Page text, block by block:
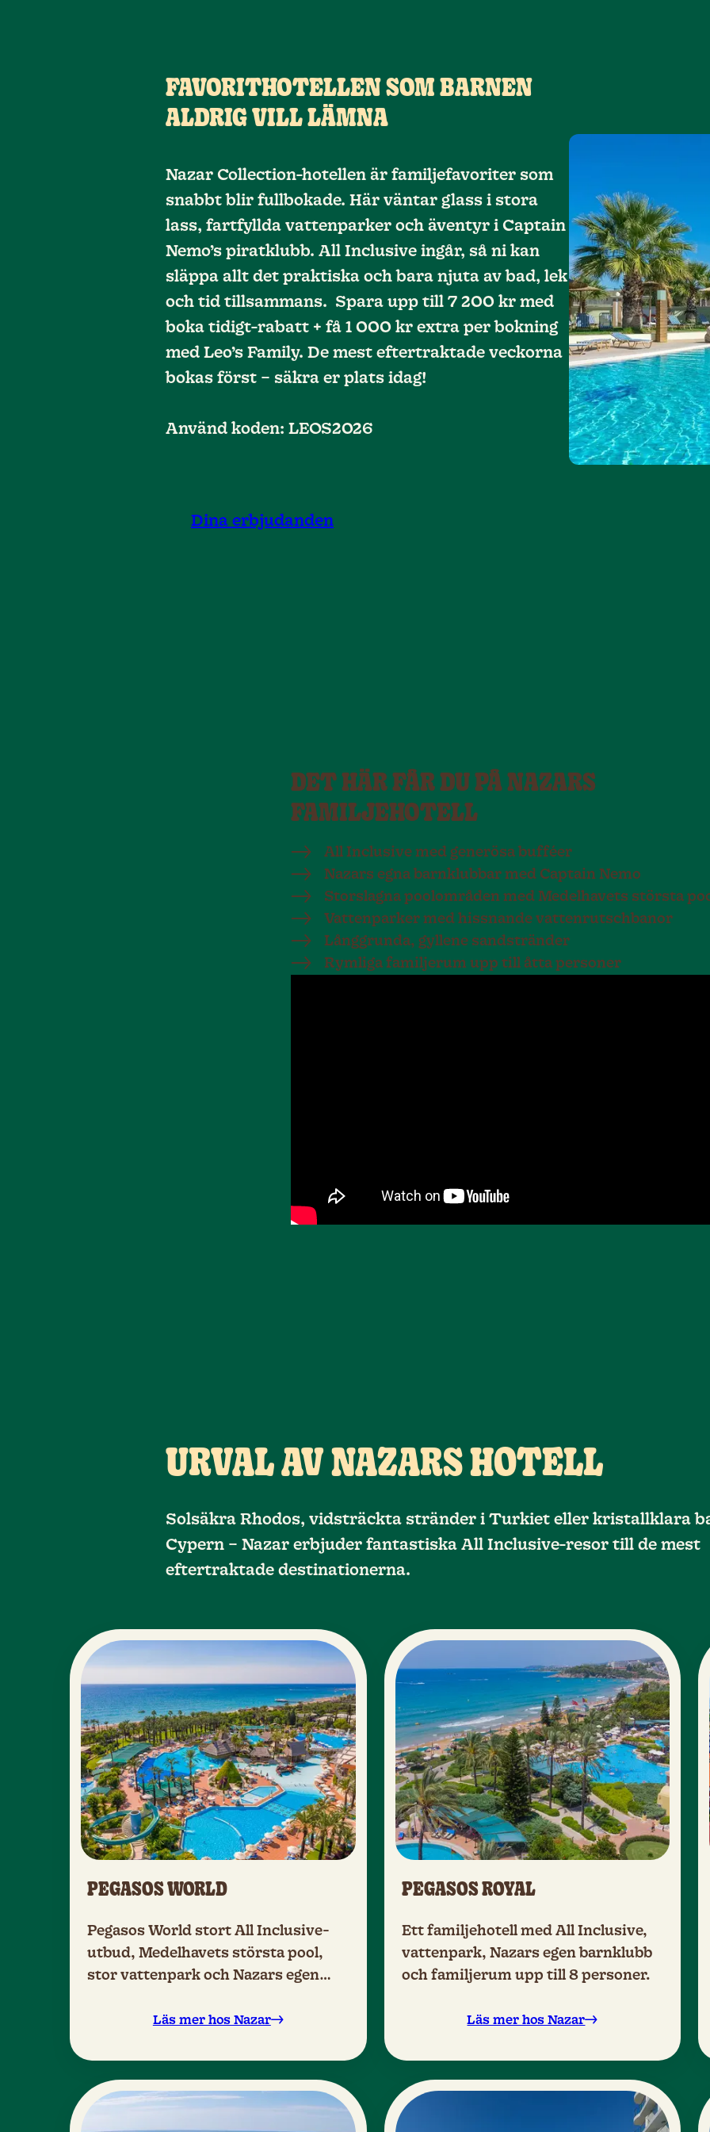
FAVORITHOTELLEN SOM BARNEN
ALDRIG VILL LÄMNA
Nazar Collection-hotellen är familjefavoriter som
snabbt blir fullbokade. Här väntar glass i stora
lass, fartfyllda vattenparker och äventyr i Captain
Nemo’s piratklubb. All Inclusive ingår, så ni kan
släppa allt det praktiska och bara njuta av bad, lek
och tid tillsammans. Spara upp till 7 200 kr med
boka tidigt-rabatt + få 1 000 kr extra per bokning
med Leo’s Family. De mest eftertraktade veckorna
bokas först – säkra er plats idag!
Använd koden: LEOS2026
Dina erbjudanden
DET HÄR FÅR DU PÅ NAZARS
FAMILJEHOTELL
All Inclusive med generösa bufféer
Nazars egna barnklubbar med Captain Nemo
Storslagna poolområden med Medelhavets största
Vattenparker med hissnande vattenrutschbanor
Långgrunda, gyllene sandstränder
Rymliga familjerum upp till åtta personer
URVAL AV NAZARS HOTELL
Solsäkra Rhodos, vidsträckta stränder i Turkiet eller kristallklara
Cypern – Nazar erbjuder fantastiska All Inclusive-resor till de mest
eftertraktade destinationerna.
PEGASOS WORLD
Pegasos World stort All Inclusive-
utbud, Medelhavets största pool,
stor vattenpark och Nazars egen
Läs mer hos Nazar
PEGASOS ROYAL
Ett familjehotell med All Inclusive,
vattenpark, Nazars egen barnklubb
och familjerum upp till 8 personer.
Läs mer hos Nazar